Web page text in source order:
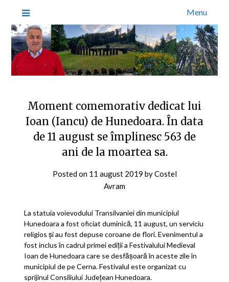
Menu
Moment comemorativ dedicat lui
Ioan (Iancu) de Hunedoara. În data
de 11 august se împlinesc 563 de
ani de la moartea sa.
Posted on 11 august 2019 byCostel
Avram
La statuia voievodului Transilvaniei din municipiul
Hunedoara a fost oficiat duminică, 11 august, un serviciu
religios și au fost depuse coroane de flori. Evenimentul a
fost inclus în cadrul primei ediții a Festivalului Medieval
Ioan de Hunedoara care se desfășoară în aceste zile în
municipiul de pe Cerna. Festivalul este organizat cu
sprijinul Consiliului Județean Hunedoara.